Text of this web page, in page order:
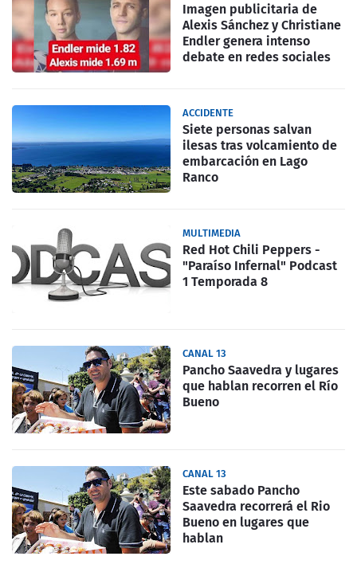
Imagen publicitaria de
Alexis Sánchez y Christiane
Endler genera intenso
debate en redes sociales
ACCIDENTE
Siete personas salvan
ilesas tras volcamiento de
embarcación en Lago
Ranco
MULTIMEDIA
Red Hot Chili Peppers -
"Paraíso Infernal" Podcast
1 Temporada 8
CANAL 13
Pancho Saavedra y lugares
que hablan recorren el Río
Bueno
CANAL 13
Este sabado Pancho
Saavedra recorrerá el Rio
Bueno en lugares que
hablan